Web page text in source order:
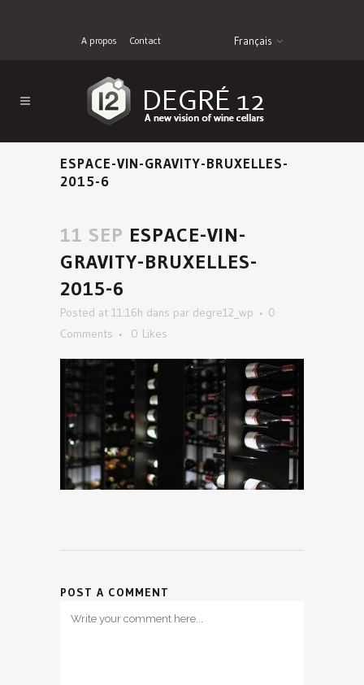
A propos Contact Français
ESPACE-VIN-GRAVITY-BRUXELLES-
2015-6
11 SEP ESPACE-VIN-
GRAVITY-BRUXELLES-
2015-6
Posted at 11:16h dans par degre12_wp
0
Comments
0 Likes
POST A COMMENT